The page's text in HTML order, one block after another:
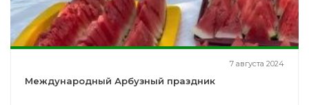
7 августа 2024
Международный Арбузный праздник